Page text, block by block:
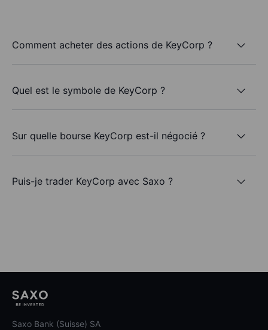
Comment acheter des actions de KeyCorp ?
Quel est le symbole de KeyCorp ?
Sur quelle bourse KeyCorp est-il négocié ?
Puis-je trader KeyCorp avec Saxo ?
Saxo Bank (Suisse) SA